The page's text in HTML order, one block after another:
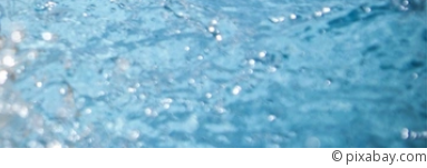
© pixabay.com